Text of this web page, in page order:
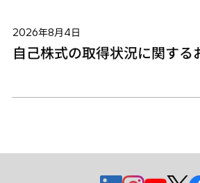
2026年8月4日
自己株式の取得状況に関する